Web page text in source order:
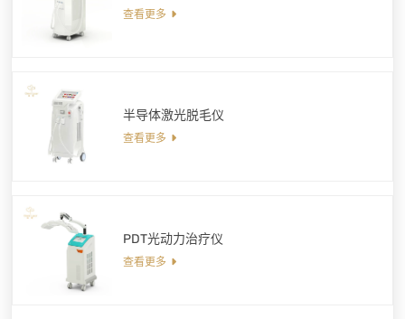
查看更多
半导体激光脱毛仪
查看更多
PDT光动力治疗仪
查看更多